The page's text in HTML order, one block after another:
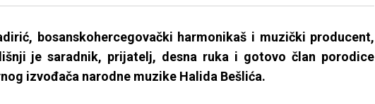
bosanskohercegovački harmonikaš i muzički producent,
je saradnik, prijatelj, desna ruka i gotovo član porodice
izvođača narodne muzike Halida Bešlića.